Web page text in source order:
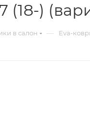
)
в салон — Eva-